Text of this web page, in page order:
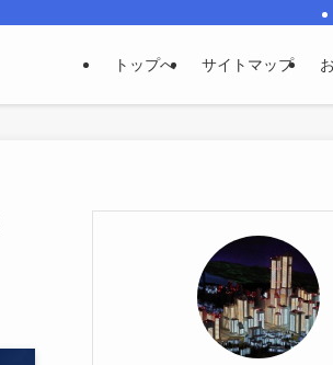
トップへ サイトマップ